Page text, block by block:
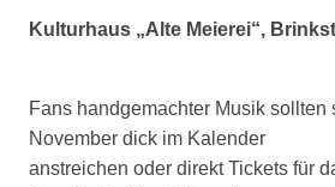
Kulturhaus „Alte Meierei“,
Fans handgemachter Musik sollten
November dick im Kalender
anstreichen oder direkt Tickets für